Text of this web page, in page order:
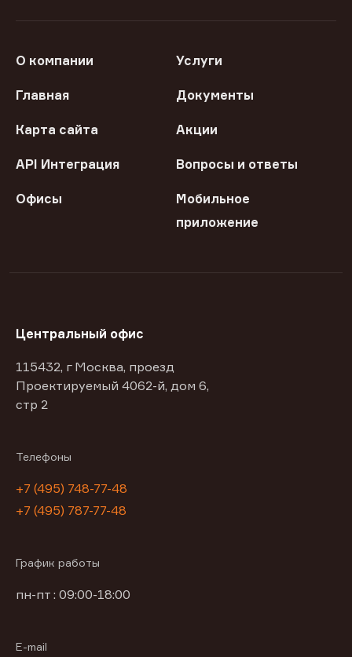
О компании Услуги
Главная Документы
Карта сайта Акции
API Интеграция Вопросы и ответы
Офисы
Мобильное
приложение
Центральный офис
115432, г Москва, проезд
Проектируемый 4062-й, дом 6,
стр 2
Телефоны
+7 (495) 748-77-48
+7 (495) 787-77-48
График работы
пн-пт : 09:00-18:00
E-mail